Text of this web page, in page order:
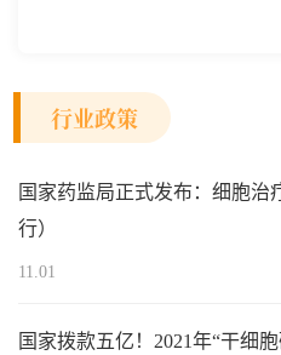
范区生物医药行业协会、瑞士
行业政策
国家药监局正式发布：细胞
行）
11.01
国家拨款五亿！2021年“干细